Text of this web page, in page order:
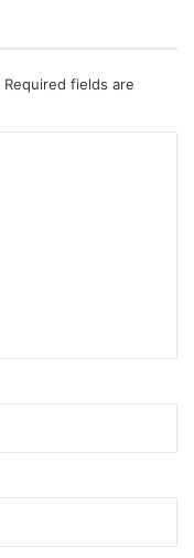
Required fields are